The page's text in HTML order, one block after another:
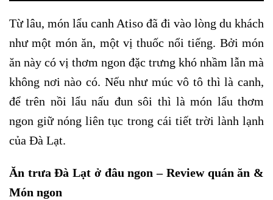
Từ lâu, món lẩu canh Atiso đã đi vào lòng du khách
như một món ăn, một vị thuốc nổi tiếng. Bởi món
ăn này có vị thơm ngon đặc trưng khó nhầm lẫn mà
không nơi nào có. Nếu như múc vô tô thì là canh,
để trên nồi lẩu nấu đun sôi thì là món lẩu thơm
ngon giữ nóng liên tục trong cái tiết trời lành lạnh
của Đà Lạt.
Ăn trưa Đà Lạt ở đâu ngon – Review quán ăn &
Món ngon